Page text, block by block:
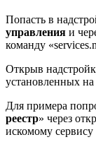
Попасть в
управления и
команду
Открыв
установленных
Для примера
реестр» через
искомому сервису